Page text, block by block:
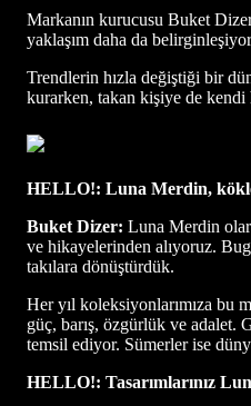
Markanın kurucusu Buket
yaklaşım daha da
Trendlerin hızla değiştiği bir
kurarken, takan kişiye de kendi
HELLO!: Luna Merdin,
Buket Dizer: Luna Merdin
ve hikayelerinden alıyoruz.
takılara dönüştürdük.
Her yıl koleksiyonlarımıza bu
güç, barış, özgürlük ve adalet.
temsil ediyor. Sümerler ise
HELLO!: Tasarımlarınız